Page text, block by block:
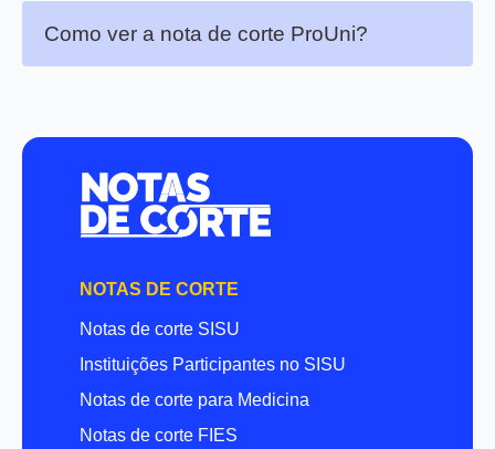
Como ver a nota de corte ProUni?
NOTAS DE CORTE
Notas de corte SISU
Instituições Participantes no SISU
Notas de corte para Medicina
Notas de corte FIES